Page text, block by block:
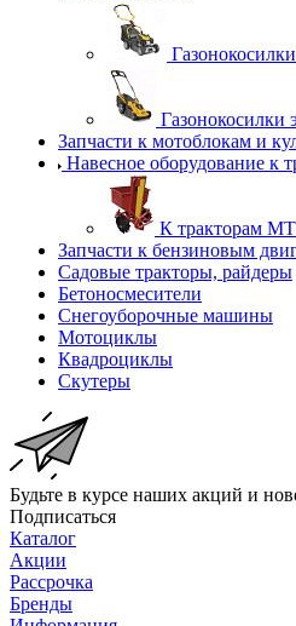
Газонокосилки
Запчасти к мотоблокам и
Навесное оборудование к
К тракторам
Запчасти к бензиновым
Садовые тракторы, райдеры
Бетоносмесители
Снегоуборочные машины
Мотоциклы
Квадроциклы
Скутеры
Будьте в курсе наших акций и
Подписаться
Каталог
Акции
Рассрочка
Бренды